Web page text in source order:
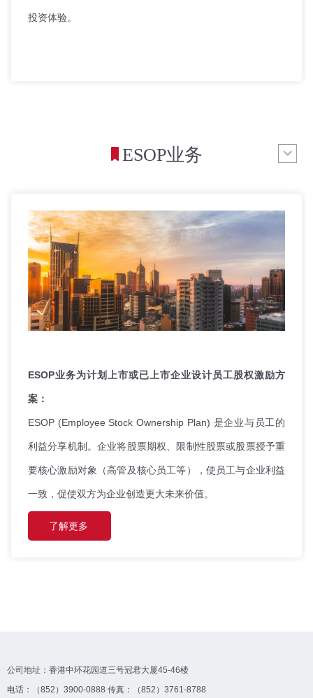
投资体验。
ESOP业务
ESOP业务为计划上市或已上市企业设计员工股权激励方
案：
ESOP (Employee Stock Ownership Plan) 是企业与员工的
利益分享机制。企业将股票期权、限制性股票或股票授予重
要核心激励对象（高管及核心员工等），使员工与企业利益
一致，促使双方为企业创造更大未来价值。
了解更多
公司地址：香港中环花园道三号冠君大厦45-46楼
电话：（852）3900-0888 传真：（852）3761-8788